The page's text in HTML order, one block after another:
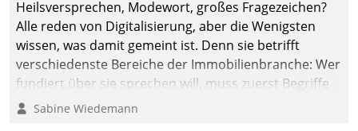
Heilsversprechen, Modewort, großes Fragezeichen?
Alle reden von Digitalisierung, aber die Wenigsten
wissen, was damit gemeint ist. Denn sie betrifft
verschiedenste Bereiche der Immobilienbranche: Wer
fundiert über sie sprechen will, muss zuerst Begriffe
klären. Ein Aspekt ist die betriebliche Optimierung:
Sabine Wiedemann